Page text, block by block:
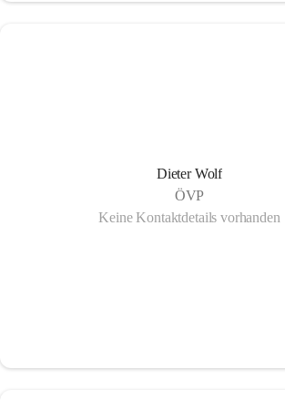
Dieter Wolf
ÖVP
Keine Kontaktdetails vorhanden